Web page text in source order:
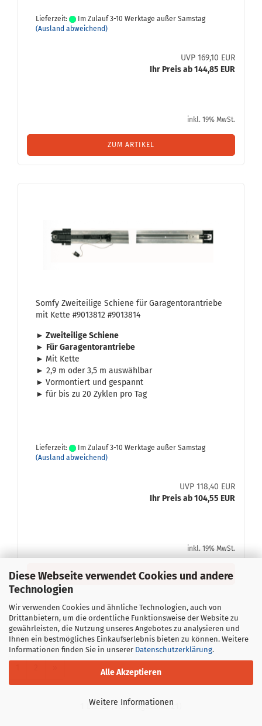
Diese Webseite verwendet Cookies und andere
Technologien
Wir verwenden Cookies und ähnliche Technologien, auch von
Drittanbietern, um die ordentliche Funktionsweise der Website zu
gewährleisten, die Nutzung unseres Angebotes zu analysieren und
Ihnen ein bestmögliches Einkaufserlebnis bieten zu können. Weitere
Informationen finden Sie in unserer Datenschutzerklärung.
Alle Akzeptieren
Weitere Informationen
Lieferzeit:
Im Zulauf 3-10 Werktage außer Samstag
(Ausland abweichend)
UVP 169,10 EUR
Ihr Preis ab 144,85 EUR
inkl. 19% MwSt.
ZUM ARTIKEL
Somfy Zwei­tei­li­ge Schie­ne für Ga­ra­gen­tor­an­trie­be
mit Kette #9013812 #9013814
► Zwei­tei­li­ge Schie­ne
► Für Ga­ra­gen­tor­an­trie­be
► Mit Kette
► 2,9 m oder 3,5 m aus­wähl­bar
► Vor­mon­tiert und ge­spannt
► für bis zu 20 Zy­klen pro Tag
Lieferzeit:
Im Zulauf 3-10 Werktage außer Samstag
(Ausland abweichend)
UVP 118,40 EUR
Ihr Preis ab 104,55 EUR
inkl. 19% MwSt.
ZUM ARTIKEL
Sortieren nach
Sortieren nach 20 pro Seite
pro Seite
bis20(von insgesamt21